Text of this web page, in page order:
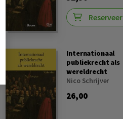
Reserveer
Internationaal
publiekrecht als
wereldrecht
Nico Schrijver
26,00